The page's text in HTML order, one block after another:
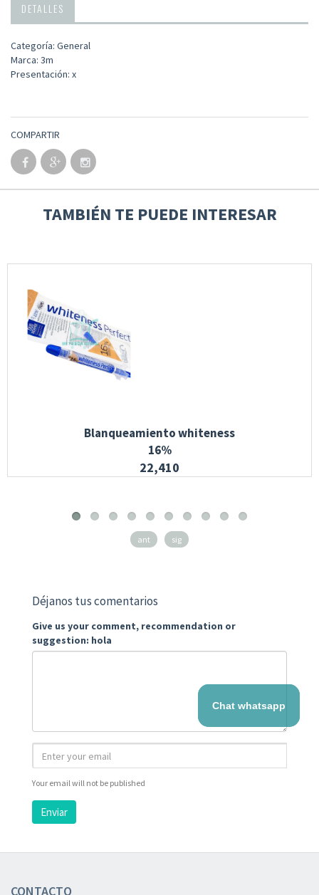
DETALLES
Categoría: General
Marca: 3m
Presentación: x
COMPARTIR
TAMBIÉN TE PUEDE INTERESAR
Blanqueamiento whiteness
16%
22,410
ant sig
Déjanos tus comentarios
Give us your comment, recommendation or
suggestion: hola
Your email will not be published
Enviar
CONTACTO
Chat whatsapp